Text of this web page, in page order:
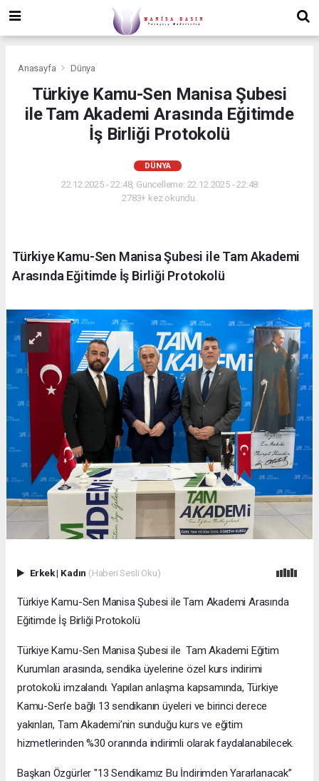
Anasayfa Dünya
Türkiye Kamu-Sen Manisa Şubesi
ile Tam Akademi Arasında Eğitimde
İş Birliği Protokolü
DÜNYA
22.12.2025 - 22:48, Güncelleme: 22.12.2025 - 22:48
2783+ kez okundu.
Türkiye Kamu-Sen Manisa Şubesi ile Tam Akademi
Arasında Eğitimde İş Birliği Protokolü
Erkek| Kadın (Haberi Sesli Oku)
Türkiye Kamu-Sen Manisa Şubesi ile Tam Akademi Arasında
Eğitimde İş Birliği Protokolü
Türkiye Kamu-Sen Manisa Şubesi ile Tam Akademi Eğitim
Kurumları arasında, sendika üyelerine özel kurs indirimi
protokolü imzalandı. Yapılan anlaşma kapsamında, Türkiye
Kamu-Sen’e bağlı 13 sendikanın üyeleri ve birinci derece
yakınları, Tam Akademi’nin sunduğu kurs ve eğitim
hizmetlerinden %30 oranında indirimli olarak faydalanabilecek.
Başkan Özgürler "13 Sendikamız Bu İndirimden Yararlanacak”